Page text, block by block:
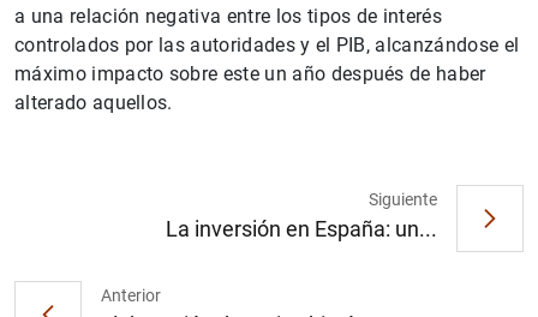
a una relación negativa entre los tipos de interés
controlados por las autoridades y el PIB, alcanzándose el
máximo impacto sobre este un año después de haber
alterado aquellos.
Anterior
Siguiente
La inversión en España: un...